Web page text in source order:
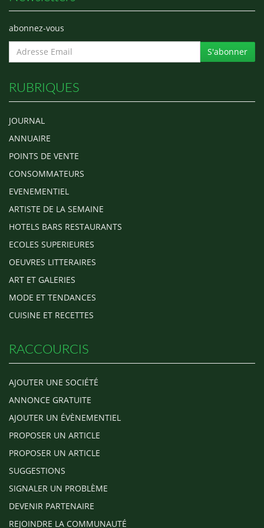
abonnez-vous
S'abonner
RUBRIQUES
JOURNAL
ANNUAIRE
POINTS DE VENTE
CONSOMMATEURS
EVENEMENTIEL
ARTISTE DE LA SEMAINE
HOTELS BARS RESTAURANTS
ECOLES SUPERIEURES
OEUVRES LITTERAIRES
ART ET GALERIES
MODE ET TENDANCES
CUISINE ET RECETTES
RACCOURCIS
AJOUTER UNE SOCIÉTÉ
ANNONCE GRATUITE
AJOUTER UN ÉVÈNEMENTIEL
PROPOSER UN ARTICLE
PROPOSER UN ARTICLE
SUGGESTIONS
SIGNALER UN PROBLÈME
DEVENIR PARTENAIRE
REJOINDRE LA COMMUNAUTÉ